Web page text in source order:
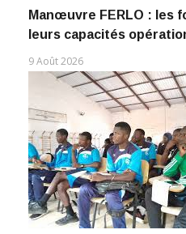
Manœuvre FERLO : les
leurs capacités
9 Août 2026